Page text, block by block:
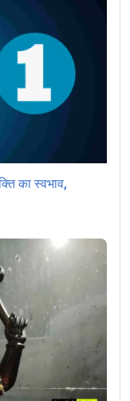
का स्वभाव,